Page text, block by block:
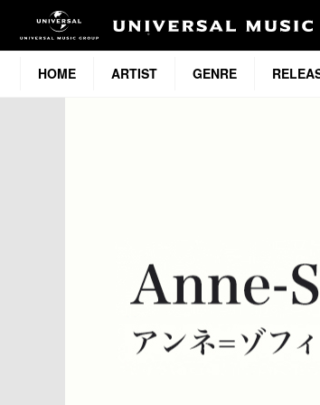
HOME ARTIST GENRE